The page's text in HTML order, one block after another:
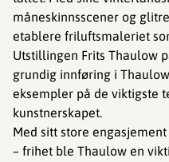
måneskinnsscener og
etablere friluftsmaleriet
Utstillingen Frits Thaulow
grundig innføring i
eksempler på de viktigste
kunstnerskapet.
Med sitt store
– frihet ble Thaulow en